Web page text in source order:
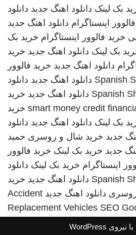
بک لینک دانلود اهنگ جدید دانلود
اینستاگرام دانلود اهنگ جدید
خرید فالوور اینستاگرام خرید بک
بک لینک دانلود اهنگ جدید خرید
دانلود اهنگ جدید خرید فالوور
Spanish دانلود اهنگ جدید دانلود
Spanish دانلود اهنگ جدید خرید
smart money credit خرید
بک لینک دانلود اهنگ جدید دانلود
جدید خرید شال و روسری حمید
جدید خرید بک لینک خرید فالوور
اینستاگرام خرید بک لینک دانلود
Spanish دانلود اهنگ جدید خرید
دانلود اهنگ جدید Accident
Replacement Vehicles SEO
با نیروی WordPress